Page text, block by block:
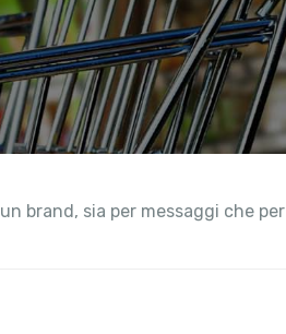
brand, sia per messaggi che per